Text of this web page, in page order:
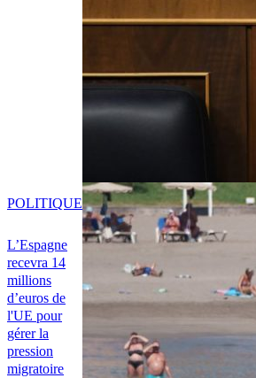
L’Espagne
recevra 14
millions
d’euros de
l'UE pour
gérer la
pression
migratoire
POLITIQUE